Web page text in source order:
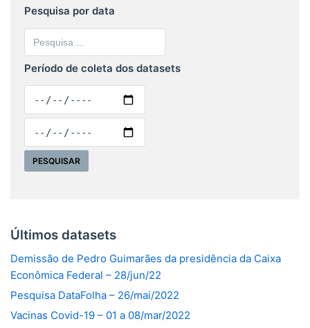
Pesquisa por data
Período de coleta dos datasets
Últimos datasets
Demissão de Pedro Guimarães da presidência da Caixa
Econômica Federal – 28/jun/22
Pesquisa DataFolha – 26/mai/2022
Vacinas Covid-19 – 01 a 08/mar/2022